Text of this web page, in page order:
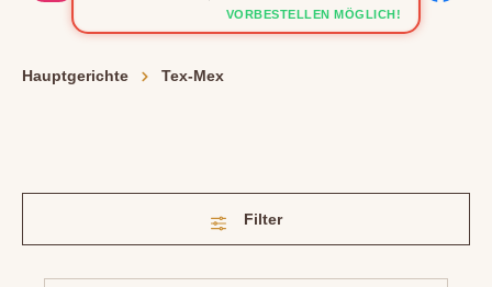
VORBESTELLEN MÖGLICH!
Hauptgerichte Tex-Mex
Filter